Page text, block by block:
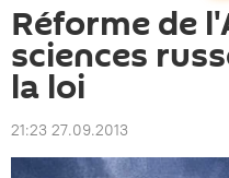
Réforme de
sciences
la loi
21:23 27.09.2013